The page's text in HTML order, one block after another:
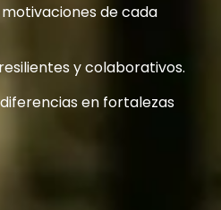
de cada
y colaborativos.
en fortalezas